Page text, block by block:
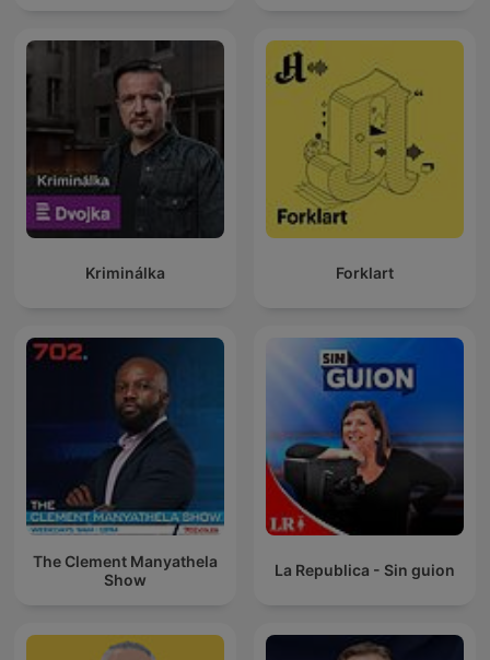
Kriminálka Forklart
The Clement Manyathela
Show
La Republica - Sin guion